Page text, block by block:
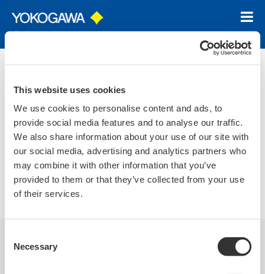
This website uses cookies
We use cookies to personalise content and ads, to
provide social media features and to analyse our traffic.
We also share information about your use of our site with
our social media, advertising and analytics partners who
may combine it with other information that you’ve
provided to them or that they’ve collected from your use
of their services.
Selection
Necessary
ホーム ニュース＆イベント トピックス
2019
オフィスアシスタント部門で努力賞を受
賞
アビリンピック東京大会に於いて、オフィスアシスタント部
門で努力賞を受賞しました。
企業情報